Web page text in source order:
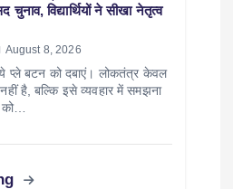
विद्यार्थियों ने सीखा नेतृत्व
August 8, 2026
बटन को दबाएं। लोकतंत्र केवल
है, बल्कि इसे व्यवहार में समझना